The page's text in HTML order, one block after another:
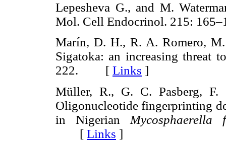
Lepesheva G., and M.
Mol. Cell Endocrinol. 215:
Marín, D. H., R. A. Romero,
Sigatoka: an increasing threat
222. [ Links ]
Müller, R., G. C. Pasberg, F.
Oligonucleotide fingerprinting
in Nigerian
[ Links ]